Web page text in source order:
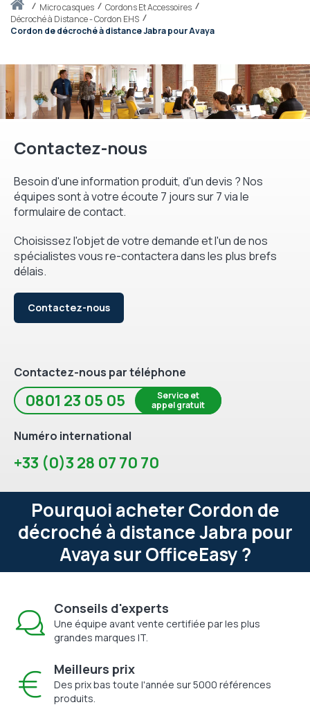
Accueilmicro casques
Cordons Et Accessoires
Décroché à Distance - Cordon EHS
Cordon de décroché à distance Jabra pour Avaya
Contactez-nous
Besoin d'une information produit, d'un devis ? Nos
équipes sont à votre écoute 7 jours sur 7 via le
formulaire de contact.
Choisissez l'objet de votre demande et l'un de nos
spécialistes vous re-contactera dans les plus brefs
délais.
Contactez-nous
Contactez-nous par téléphone
0801 23 05 05
Service et
appel gratuit
Numéro international
+33 (0)3 28 07 70 70
Pourquoi acheter Cordon de
décroché à distance Jabra pour
Avaya sur OfficeEasy ?
Conseils d'experts
Une équipe avant vente certifiée par les plus
grandes marques IT.
Meilleurs prix
Des prix bas toute l'année sur 5000 références
produits.